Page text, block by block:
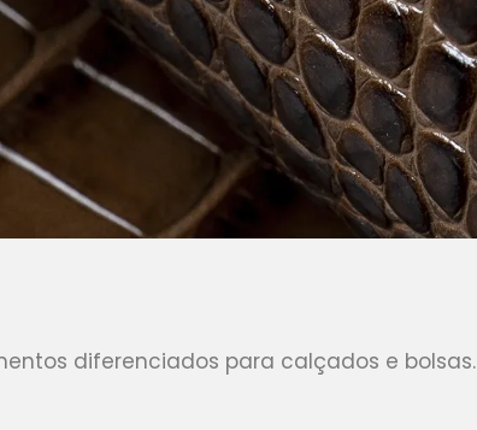
diferenciados para calçados e bolsas.